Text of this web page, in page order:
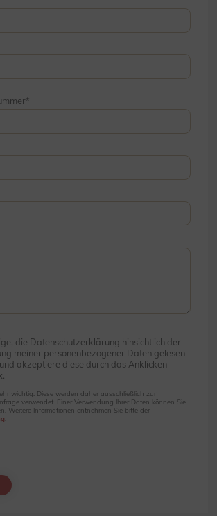
die Datenschutzerklärung hinsichtlich der
meiner personenbezogener Daten gelesen
akzeptiere diese durch das Anklicken
wichtig. Diese werden daher ausschließlich zur
verwendet. Einer Verwendung Ihrer Daten können Sie
Weitere Informationen entnehmen Sie bitte der